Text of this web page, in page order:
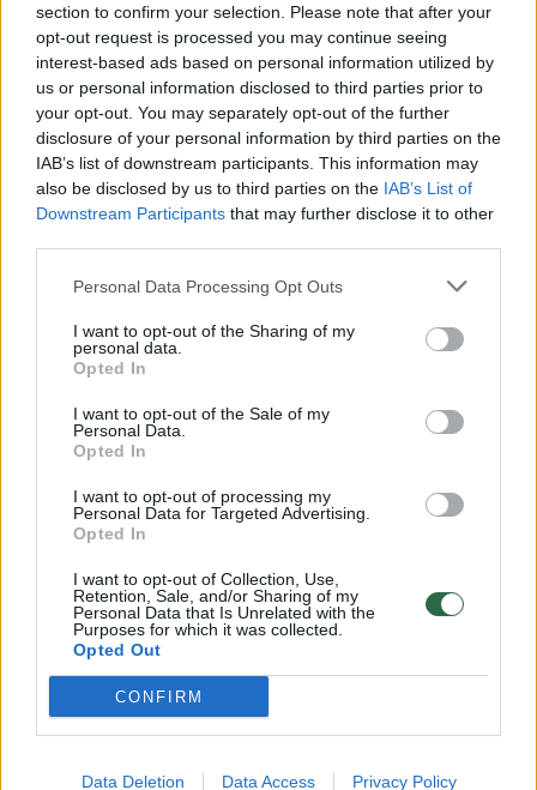
section to confirm your selection. Please note that after your
opt-out request is processed you may continue seeing
interest-based ads based on personal information utilized by
us or personal information disclosed to third parties prior to
your opt-out. You may separately opt-out of the further
disclosure of your personal information by third parties on the
IAB’s list of downstream participants. This information may
also be disclosed by us to third parties on the IAB’s List of
Downstream Participants that may further disclose it to other
Personal Data Processing Opt Outs
I want to opt-out of the Sharing of my
personal data.
Opted In
I want to opt-out of the Sale of my
Personal Data.
Opted In
I want to opt-out of processing my
Personal Data for Targeted Advertising.
Opted In
I want to opt-out of Collection, Use,
Retention, Sale, and/or Sharing of my
Personal Data that Is Unrelated with the
Purposes for which it was collected.
Opted Out
CONFIRM
Data Deletion Data Access Privacy Policy
pasitelkė ožkas
Žinios | Pasaulis
00:05:57
Pamatykite: sūrininko ūkyje – 100 ožkų, 260 litrų pieno
per dieną ir netikėti sūrių receptai
Žinios Verslas
00:00:31
Nusijuokti priversiantis vaizdelis: ožka nesėkmingai
Žinios | Augintinis
00:01:17
Neeilinį iškvietimą gavę ugniagesiai nepasimetė – puolė
gelbėti ant stogo įstrigusias ožkas
Žinios | Pasaulis
Išskirtinė ožkų kova: internautus juokina paminkštinimai
ant jų ragų
Žinios | Augintinis
00:00:40
Internautus juokina nuotaikingas ožkyčių šokis –
energijos joms netrūksta